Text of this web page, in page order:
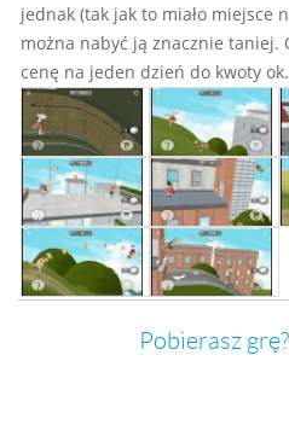
jednak (tak jak to miało miejsce
można nabyć ją znacznie taniej.
cenę na jeden dzień do kwoty
Pobierasz